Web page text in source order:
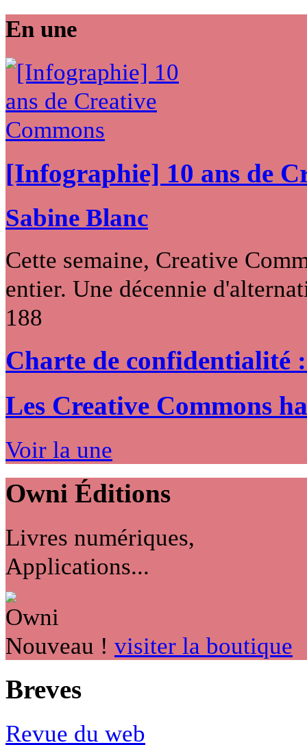
En une
[Infographie] 10 ans de
Sabine Blanc
Cette semaine, Creative
entier. Une décennie
188
Charte de confidentialité
Les Creative Commons
Voir la une
Owni Éditions
Livres numériques,
Applications...
Nouveau ! visiter la boutique
Breves
Revue du web